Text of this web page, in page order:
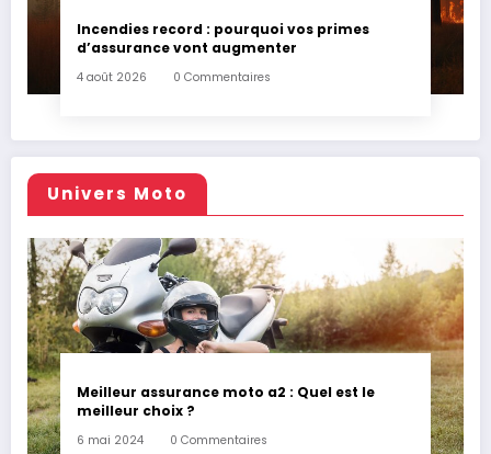
Incendies record : pourquoi vos primes
d’assurance vont augmenter
4 août 2026 0 Commentaires
Univers Moto
Meilleur assurance moto a2 : Quel est le
meilleur choix ?
6 mai 2024 0 Commentaires